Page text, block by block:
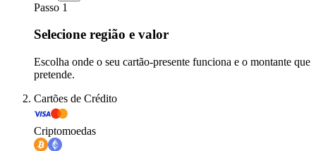
Passo 1
Selecione região e valor
Escolha onde o seu cartão-presente funciona e o montante que
pretende.
Cartões de Crédito
Criptomoedas